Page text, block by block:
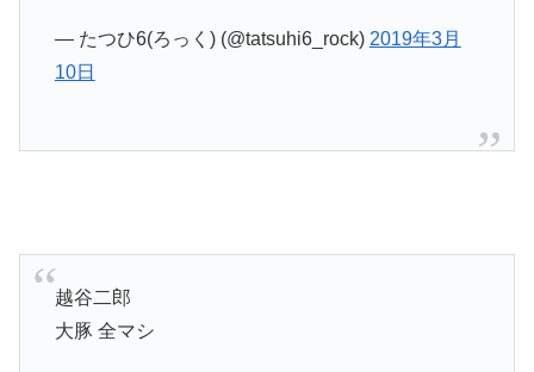
— たつひ6(ろっく) (@tatsuhi6_rock) 2019年3月
10日
越谷二郎
大豚 全マシ